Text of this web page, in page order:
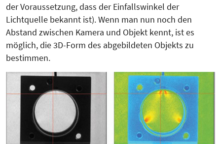
der Voraussetzung, dass der Einfallswinkel der
Lichtquelle bekannt ist). Wenn man nun noch den
Abstand zwischen Kamera und Objekt kennt, ist es
möglich, die 3D-Form des abgebildeten Objekts zu
bestimmen.